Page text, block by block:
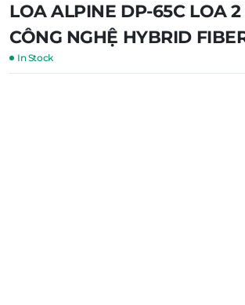
LOA ALPINE DP-65C LOA
CÔNG NGHỆ HYBRID
In Stock